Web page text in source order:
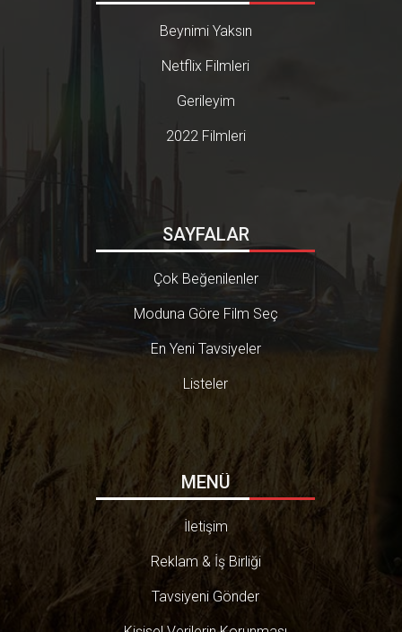
Beynimi Yaksın
Netflix Filmleri
Gerileyim
2022 Filmleri
SAYFALAR
Çok Beğenilenler
Moduna Göre Film Seç
En Yeni Tavsiyeler
Listeler
MENÜ
İletişim
Reklam & İş Birliği
Tavsiyeni Gönder